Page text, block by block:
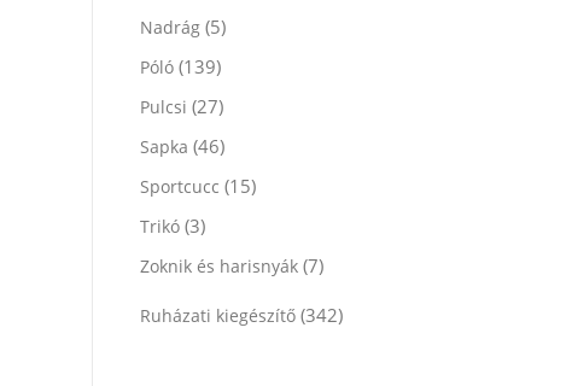
Nadrág (5)
Póló (139)
Pulcsi (27)
Sapka (46)
Sportcucc (15)
Trikó (3)
Zoknik és harisnyák (7)
Ruházati kiegészítő (342)